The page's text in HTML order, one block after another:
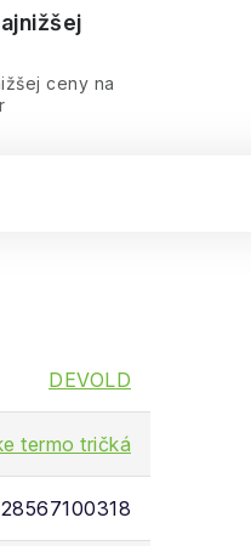
ceny na
DEVOLD
termo tričká